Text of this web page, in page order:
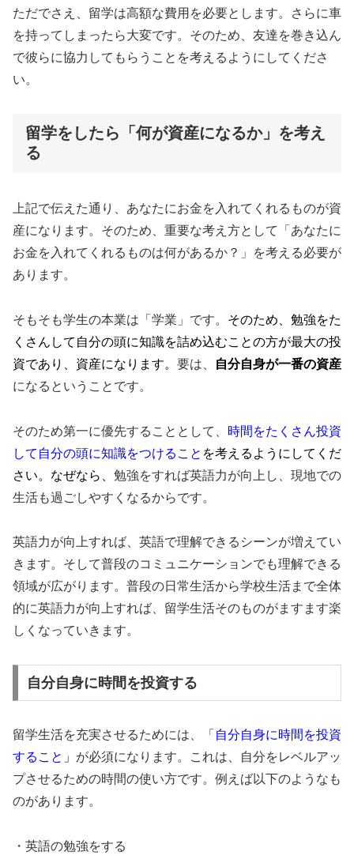
ただでさえ、留学は高額な費用を必要とします。さらに車
を持ってしまったら大変です。そのため、友達を巻き込ん
で彼らに協力してもらうことを考えるようにしてくださ
い。
留学をしたら「何が資産になるか」を考え
る
上記で伝えた通り、あなたにお金を入れてくれるものが資
産になります。そのため、重要な考え方として「あなたに
お金を入れてくれるものは何があるか？」を考える必要が
あります。
そもそも学生の本業は「学業」です。 そのため、勉強をた
くさんして自分の頭に知識を詰め込むことの方が最大の投
資であり、資産になります。 要は、
自分自身が一番の資産
になるということです。
そのため第一に優先することとして、 時間をたくさん投資
して自分の頭に知識をつけること を考えるようにしてくだ
さい。なぜなら、 勉強をすれば英語力が向上し、現地での
生活も過ごしやすくなるからです。
英語力が向上すれば、英語で理解できるシーンが増えてい
きます。そして普段のコミュニケーションでも理解できる
領域が広がります。普段の日常生活から学校生活まで全体
的に英語力が向上すれば、留学生活そのものがますます楽
しくなっていきます。
自分自身に時間を投資する
留学生活を充実させるためには、「 自分自身に時間を投資
すること 」 が必須になります。これは、自分をレベルアッ
プさせるための時間の使い方です。例えば以下のようなも
のがあります。
・英語の勉強をする